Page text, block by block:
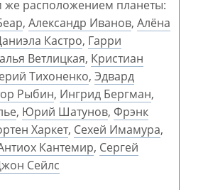
же расположением планеты:
, Александр Иванов, Алёна
Кастро, Гарри
Ветлицкая, Кристиан
Тихоненко, Эдвард
Рыбин, Ингрид Бергман,
, Юрий Шатунов, Фрэнк
Харкет, Сехей Имамура,
Кантемир, Сергей
Сейлс